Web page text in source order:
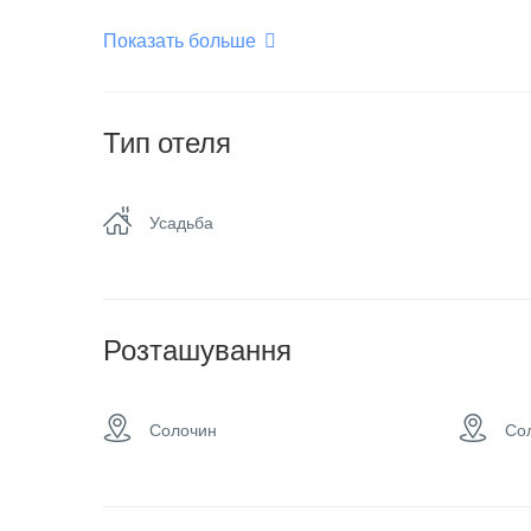
Можно с животными
Показать больше
Тип отеля
Усадьба
Розташування
Солочин